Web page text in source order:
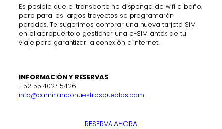
Es posible que el transporte no disponga de wifi o baño,
pero para los largos trayectos se programarán
paradas. Te sugerimos comprar una nueva tarjeta SIM
en el aeropuerto o gestionar una e-SIM antes de tu
viaje para garantizar la conexión a internet.
INFORMACIÓN Y RESERVAS
+52 55 4027 5426
info@caminandonuestrospueblos.com
RESERVA AHORA